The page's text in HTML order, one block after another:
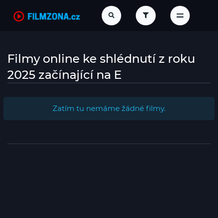
Filmy online ke shlédnutí z roku
2025 začínající na E
Zatím tu nemáme žádné filmy.